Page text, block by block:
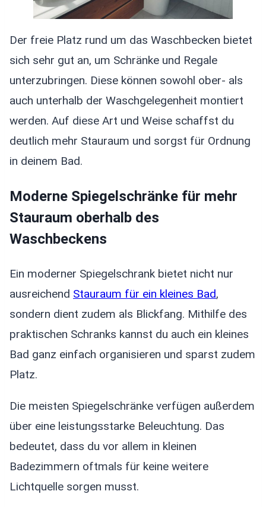
Der freie Platz rund um das Waschbecken bietet
sich sehr gut an, um Schränke und Regale
unterzubringen. Diese können sowohl ober- als
auch unterhalb der Waschgelegenheit montiert
werden. Auf diese Art und Weise schaffst du
deutlich mehr Stauraum und sorgst für Ordnung
in deinem Bad.
Moderne Spiegelschränke für mehr
Stauraum oberhalb des
Waschbeckens
Ein moderner Spiegelschrank bietet nicht nur
ausreichend Stauraum für ein kleines Bad,
sondern dient zudem als Blickfang. Mithilfe des
praktischen Schranks kannst du auch ein kleines
Bad ganz einfach organisieren und sparst zudem
Platz.
Die meisten Spiegelschränke verfügen außerdem
über eine leistungsstarke Beleuchtung. Das
bedeutet, dass du vor allem in kleinen
Badezimmern oftmals für keine weitere
Lichtquelle sorgen musst.